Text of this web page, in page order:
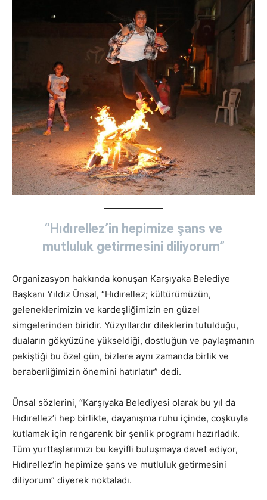
“Hıdırellez’in hepimize şans ve
mutluluk getirmesini diliyorum”
Organizasyon hakkında konuşan Karşıyaka Belediye
Başkanı Yıldız Ünsal, “Hıdırellez; kültürümüzün,
geleneklerimizin ve kardeşliğimizin en güzel
simgelerinden biridir. Yüzyıllardır dileklerin tutulduğu,
duaların gökyüzüne yükseldiği, dostluğun ve paylaşmanın
pekiştiği bu özel gün, bizlere aynı zamanda birlik ve
beraberliğimizin önemini hatırlatır” dedi.
Ünsal sözlerini, “Karşıyaka Belediyesi olarak bu yıl da
Hıdırellez’i hep birlikte, dayanışma ruhu içinde, coşkuyla
kutlamak için rengarenk bir şenlik programı hazırladık.
Tüm yurttaşlarımızı bu keyifli buluşmaya davet ediyor,
Hıdırellez’in hepimize şans ve mutluluk getirmesini
diliyorum” diyerek noktaladı.